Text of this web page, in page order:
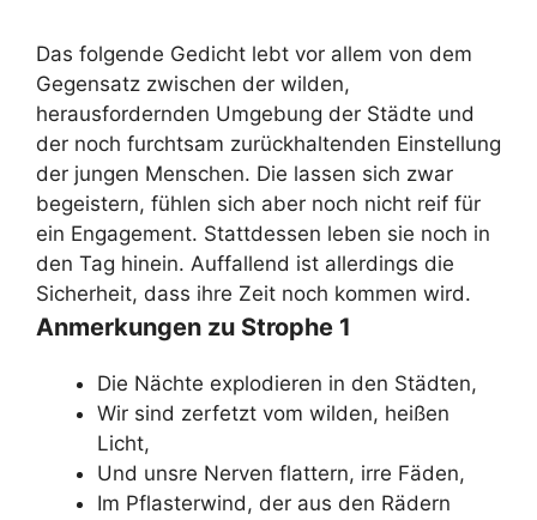
Das folgende Gedicht lebt vor allem von dem
Gegensatz zwischen der wilden,
herausfordernden Umgebung der Städte und
der noch furchtsam zurückhaltenden Einstellung
der jungen Menschen. Die lassen sich zwar
begeistern, fühlen sich aber noch nicht reif für
ein Engagement. Stattdessen leben sie noch in
den Tag hinein. Auffallend ist allerdings die
Sicherheit, dass ihre Zeit noch kommen wird.
Anmerkungen zu Strophe 1
Die Nächte explodieren in den Städten,
Wir sind zerfetzt vom wilden, heißen
Licht,
Und unsre Nerven flattern, irre Fäden,
Im Pflasterwind, der aus den Rädern